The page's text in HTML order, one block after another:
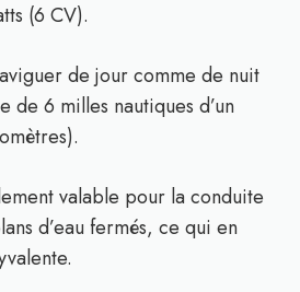
(6 CV).
de jour comme de nuit
de 6 milles nautiques d’un
valable pour la conduite
d’eau fermés, ce qui en